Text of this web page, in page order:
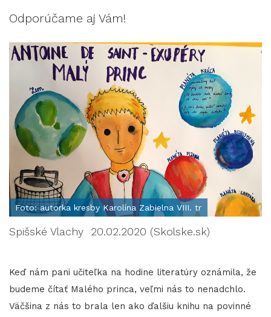
Odporúčame aj Vám!
Foto: autorka kresby Karolína Zabielna VIII. tr
Spišské Vlachy 20.02.2020 (Skolske.sk)
Keď nám pani učiteľka na hodine literatúry oznámila, že
budeme čítať Malého princa, veľmi nás to nenadchlo.
Väčšina z nás to brala len ako ďalšiu knihu na povinné